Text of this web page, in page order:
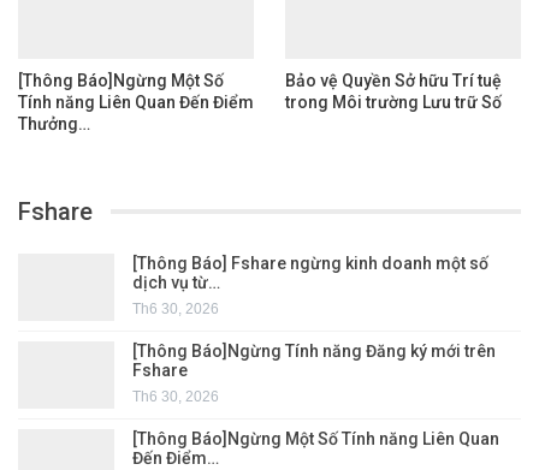
[Thông Báo]Ngừng Một Số
Tính năng Liên Quan Đến Điểm
Thưởng…
Bảo vệ Quyền Sở hữu Trí tuệ
trong Môi trường Lưu trữ Số
Fshare
[Thông Báo] Fshare ngừng kinh doanh một số
dịch vụ từ…
Th6 30, 2026
[Thông Báo]Ngừng Tính năng Đăng ký mới trên
Fshare
Th6 30, 2026
[Thông Báo]Ngừng Một Số Tính năng Liên Quan
Đến Điểm…